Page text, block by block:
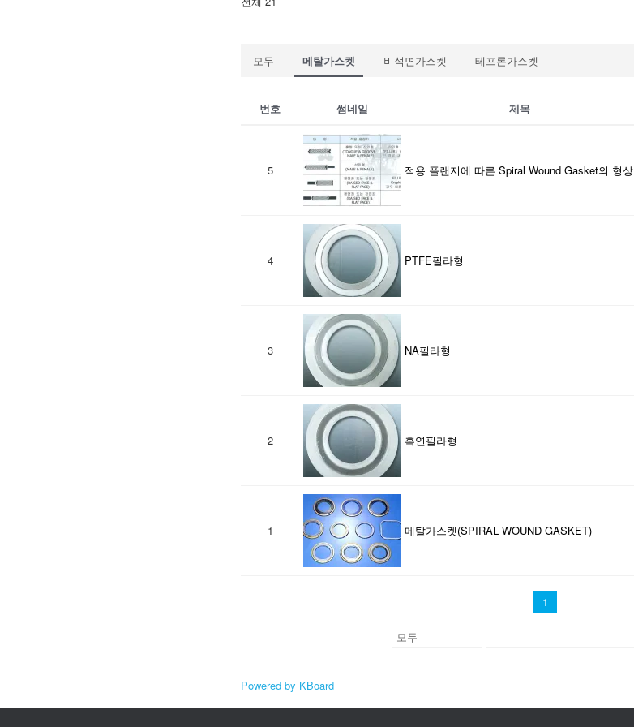
모두 메탈가스켓 비석면가스켓 테프론가스켓
번호 썸네일 제목
5 적용 플랜지에 따른 Spiral Wound Gasket의 형상
4 PTFE필라형
3 NA필라형
2 흑연필라형
1 메탈가스켓(SPIRAL WOUND GASKET)
1
Powered by KBoard